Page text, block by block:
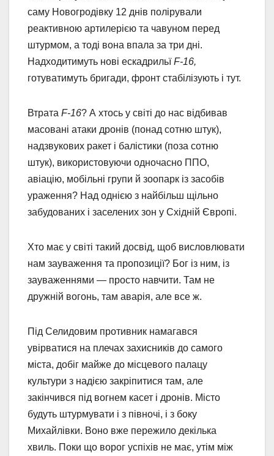
саму Новогродівку 12 днів полірували
реактивною артилерією та чавуном перед
штурмом, а тоді вона впала за три дні.
Надходитимуть нові ескадрильїF-16,
готуватимуть бригади, фронт стабілізують і тут.
Втрата F-16? А хтось у світі до нас відбивав
масовані атаки дронів (понад сотню штук),
надзвукових ракет і балістики (поза сотню
штук), використовуючи одночасно ППО,
авіацію, мобільні групи й зоопарк із засобів
ураження? Над однією з найбільш щільно
забудованих і заселених зон у Східній Європі.
Хто має у світі такий досвід, щоб висловлювати
нам зауваження та пропозиції? Бог із ним, із
зауваженнями — просто навчити. Там не
дружній вогонь, там аварія, але все ж.
Під Селидовим противник намагався
увірватися на плечах захисників до самого
міста, добіг майже до місцевого палацу
культури з надією закріпитися там, але
закінчився під вогнем касет і дронів. Місто
будуть штурмувати і з півночі, і з боку
Михайлівки. Воно вже пережило декілька
хвиль. Поки що ворог успіхів не має, утім між